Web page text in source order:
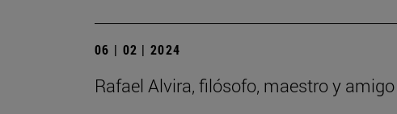
06 | 02 | 2024
Rafael Alvira, filósofo, maestro y amigo